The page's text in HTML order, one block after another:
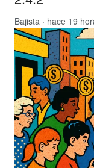
Bajista · hace 19